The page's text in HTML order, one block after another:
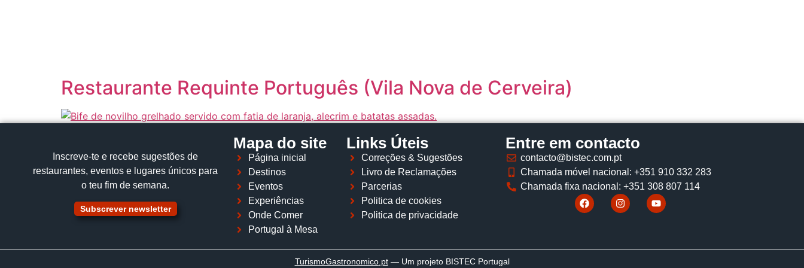
Restaurante Requinte Português (Vila Nova de Cerveira)
Inscreve‑te e recebe sugestões de
restaurantes, eventos e lugares únicos para
o teu fim de semana.
Subscrever newsletter
Mapa do site
Página inicial
Destinos
Eventos
Experiências
Onde Comer
Portugal à Mesa
Links Úteis
Correções & Sugestões
Livro de Reclamações
Parcerias
Politica de cookies
Politica de privacidade
Entre em contacto
contacto@bistec.com.pt
Chamada móvel nacional: +351 910 332 283
Chamada fixa nacional: +351 308 807 114
TurismoGastronomico.pt— Um projeto BISTEC Portugal